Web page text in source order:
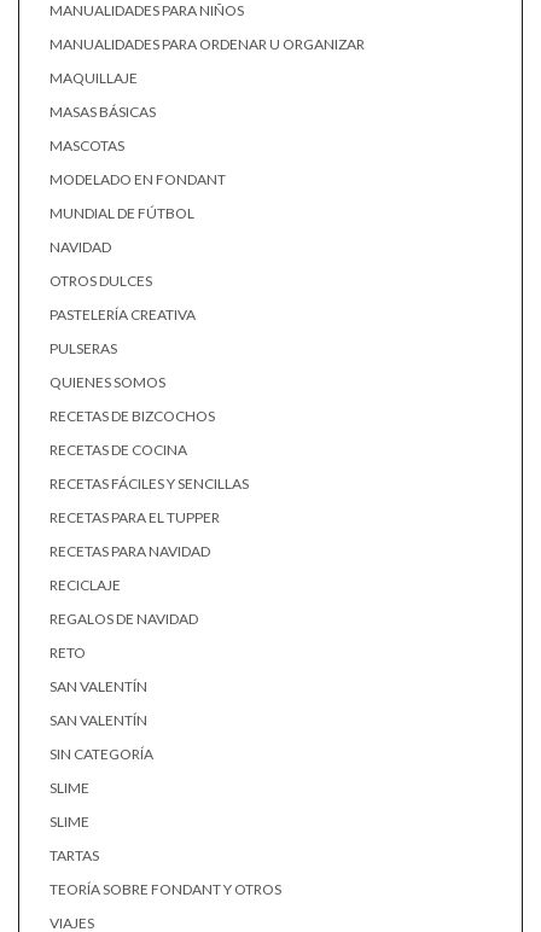
MANUALIDADES PARA NIÑOS
MANUALIDADES PARA ORDENAR U ORGANIZAR
MAQUILLAJE
MASAS BÁSICAS
MASCOTAS
MODELADO EN FONDANT
MUNDIAL DE FÚTBOL
NAVIDAD
OTROS DULCES
PASTELERÍA CREATIVA
PULSERAS
QUIENES SOMOS
RECETAS DE BIZCOCHOS
RECETAS DE COCINA
RECETAS FÁCILES Y SENCILLAS
RECETAS PARA EL TUPPER
RECETAS PARA NAVIDAD
RECICLAJE
REGALOS DE NAVIDAD
RETO
SAN VALENTÍN
SAN VALENTÍN
SIN CATEGORÍA
SLIME
SLIME
TARTAS
TEORÍA SOBRE FONDANT Y OTROS
VIAJES